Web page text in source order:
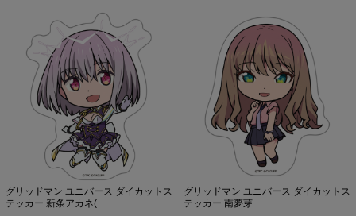
グリッドマン ユニバース ダイカットス
テッカー 新条アカネ(...
グリッドマン ユニバース ダイカットス
テッカー 南夢芽